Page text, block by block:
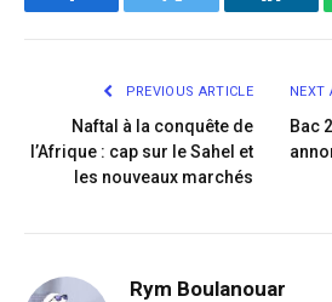
Facebook Twitter
PREVIOUS ARTICLE
Naftal à la conquête de
l’Afrique : cap sur le Sahel et
les nouveaux marchés
NEXT
Bac
Rym Boulanouar